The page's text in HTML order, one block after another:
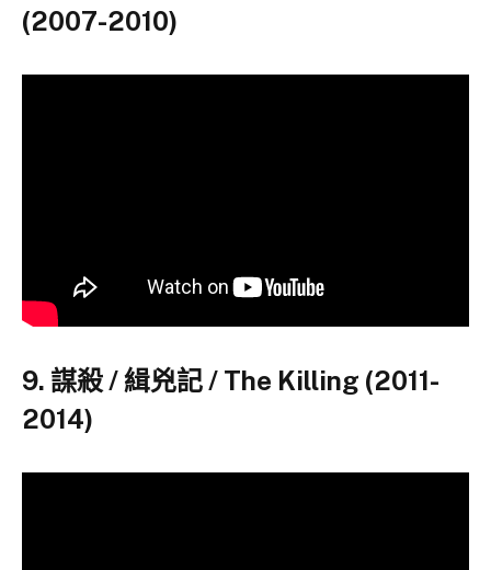
(2007-2010)
9. 謀殺 / 緝兇記 / The Killing (2011-
2014)